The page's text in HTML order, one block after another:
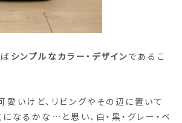
シンプルなカラー・デザインであるこ
愛いけど、リビングやその辺に置いて
なるかな…と思い、白・黒・グレー・ベ